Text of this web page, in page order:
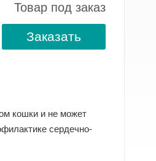
Товар под заказ
Заказать
кошки и не может
сердечно-